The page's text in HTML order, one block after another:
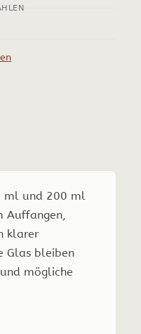
ml und 200 ml
Auffangen,
klarer
Glas bleiben
mögliche